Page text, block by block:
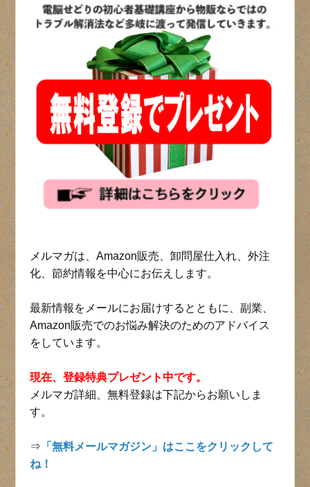
メルマガは、Amazon販売、卸問屋仕入れ、外注
化、節約情報を中心にお伝えします。
最新情報をメールにお届けするとともに、副業、
Amazon販売でのお悩み解決のためのアドバイス
をしています。
現在、登録特典プレゼント中です。
メルマガ詳細、無料登録は下記からお願いしま
す。
⇒ 「無料メールマガジン」はここをクリックして
ね！